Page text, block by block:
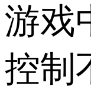
游戏
控制